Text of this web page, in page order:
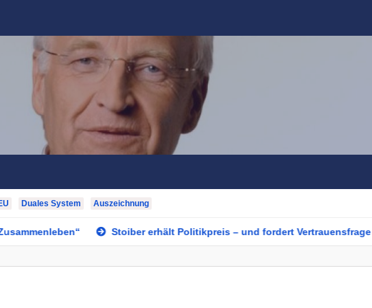
Duales System Auszeichnung
Stoiber erhält Politikpreis – und fordert Vertrauensfrage